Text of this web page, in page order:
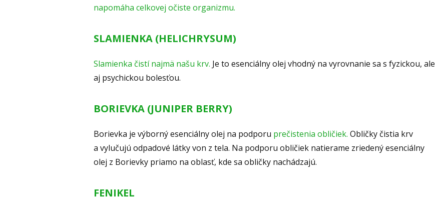
napomáha celkovej očiste organizmu.
SLAMIENKA (HELICHRYSUM)
Slamienka čistí najmä našu krv. Je to esenciálny olej vhodný na vyrovnanie sa s fyzickou, ale
aj psychickou bolesťou.
BORIEVKA (JUNIPER BERRY)
Borievka je výborný esenciálny olej na podporu prečistenia obličiek. Obličky čistia krv
a vylučujú odpadové látky von z tela. Na podporu obličiek natierame zriedený esenciálny
olej z Borievky priamo na oblasť, kde sa obličky nachádzajú.
FENIKEL